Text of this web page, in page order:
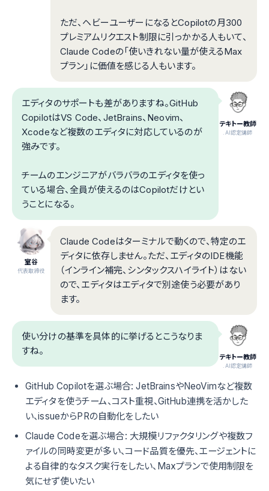
ただ、ヘビーユーザーになるとCopilotの月300
プレミアムリクエスト制限に引っかかる人もいて、
Claude Codeの「使いきれない量が使えるMax
プラン」に価値を感じる人もいます。
テキトー教師
.AI認定講師
エディタのサポートも差がありますね。GitHub
CopilotはVS Code、JetBrains、Neovim、
Xcodeなど複数のエディタに対応しているのが
強みです。
チームのエンジニアがバラバラのエディタを使っ
ている場合、全員が使えるのはCopilotだけとい
うことになる。
室谷
代表取締役
Claude Codeはターミナルで動くので、特定のエ
ディタに依存しません。ただ、エディタのIDE機能
（インライン補完、シンタックスハイライト）はない
ので、エディタはエディタで別途使う必要があり
ます。
テキトー教師
.AI認定講師
使い分けの基準を具体的に挙げるとこうなりま
すね。
GitHub Copilotを選ぶ場合: JetBrainsやNeoVimなど複数
エディタを使うチーム、コスト重視、GitHub連携を活かした
い、issueからPRの自動化をしたい
Claude Codeを選ぶ場合: 大規模リファクタリングや複数フ
ァイルの同時変更が多い、コード品質を優先、エージェントに
よる自律的なタスク実行をしたい、Maxプランで使用制限を
気にせず使いたい